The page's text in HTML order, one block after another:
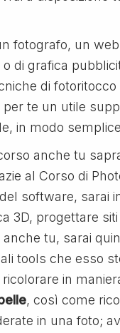
fotografo, un
di grafica
di
per te un utile
in modo
anche tu
al Corso di
software, sarai
3D, progettare
tu, sarai
tools che esso
in
, così come
in una foto;